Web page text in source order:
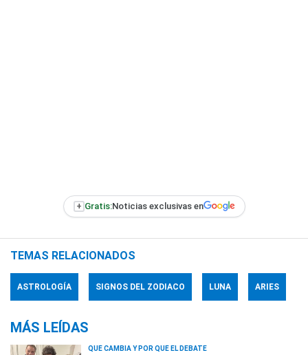
+ Gratis:Noticias exclusivas en
TEMAS RELACIONADOS
ASTROLOGÍA SIGNOS DEL ZODIACO LUNA ARIES
MÁS LEÍDAS
QUÉ CAMBIA Y POR QUÉ EL DEBATE